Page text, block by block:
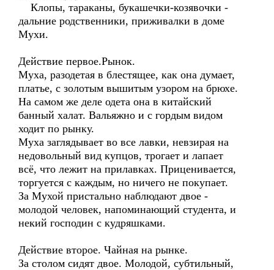
Клопы, тараканы, букашечки-козявочки -
дальние родственники, приживалки в доме
Мухи.
Действие первое.Рынок.
Муха, разодетая в блестящее, как она думает,
платье, с золотым вышитым узором на брюхе.
На самом же деле одета она в китайский
банный халат. Вальяжно и с гордым видом
ходит по рынку.
Муха заглядывает во все лавки, невзирая на
недовольный вид купцов, трогает и лапает
всё, что лежит на прилавках. Приценивается,
торгуется с каждым, но ничего не покупает.
За Мухой пристально наблюдают двое -
молодой человек, напоминающий студента, и
некий господин с кудряшками.
Действие второе. Чайная на рынке.
За столом сидят двое. Молодой, субтильный,